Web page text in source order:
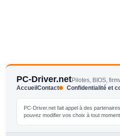
PC-Driver.netPilotes, BIOS,
AccueilContact Confidentialité et
PC-Driver.net fait appel à des
pouvez modifier vos choix à tout